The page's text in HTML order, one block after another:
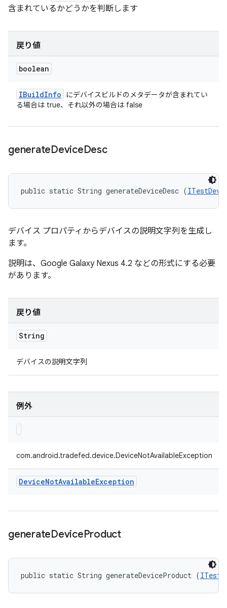
含まれているかどうかを判断します
戻り値
boolean
IBuildInfo
にデバイスビルドのメタデータが含まれてい
る場合は true、それ以外の場合は false
generateDeviceDesc
public static String generateDeviceDesc (
デバイス プロパティからデバイスの説明文字列を生成し
ます。
説明は、Google Galaxy Nexus 4.2 などの形式にする必要
があります。
戻り値
String
デバイスの説明文字列
例外
com.android.tradefed.device.DeviceNotAvailableException
DeviceNotAvailableException
generateDeviceProduct
public static String generateDeviceProduct (